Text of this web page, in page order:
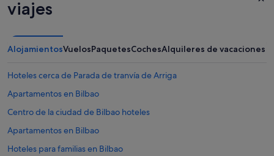
viajes
AlojamientosVuelosPaquetesCochesAlquileres de vacaciones
Hoteles cerca de Parada de tranvía de Arriga
Apartamentos en Bilbao
Centro de la ciudad de Bilbao hoteles
Apartamentos en Bilbao
Hoteles para familias en Bilbao